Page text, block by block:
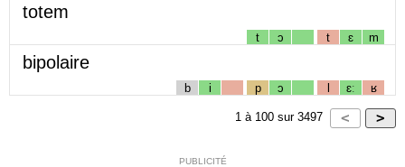
totem
t ɔ t ɛ m
bipolaire
b i p ɔ l ɛː ʁ
1 à 100 sur 3497
PUBLICITÉ